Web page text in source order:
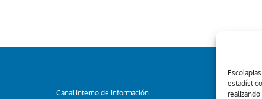
Canal Interno de Información